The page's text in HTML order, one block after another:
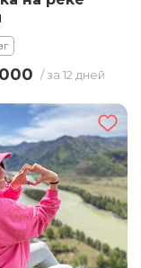
/ за 12 дней